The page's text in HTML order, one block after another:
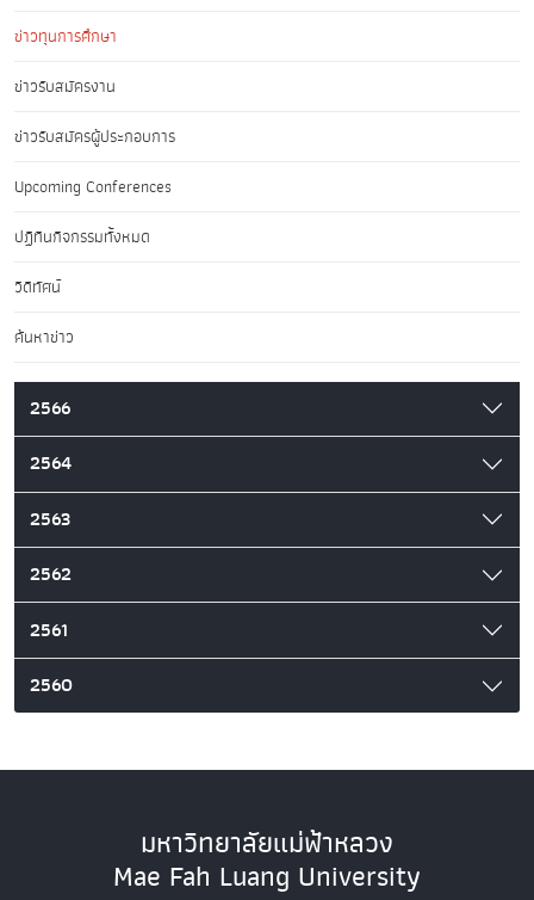
ข่าวทุนการศึกษา
ข่าวรับสมัครงาน
ข่าวรับสมัครผู้ประกอบการ
Upcoming Conferences
ปฏิทินกิจกรรมทั้งหมด
วิดีทัศน์
ค้นหาข่าว
2566
2564
2563
2562
2561
2560
มหาวิทยาลัยแม่ฟ้าหลวง
Mae Fah Luang University